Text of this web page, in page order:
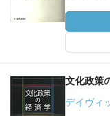
できる文化や文
いう点を指摘してい
策の実施主体が多
公共財的な側面を
視点、納税者であ
文化政策
デイヴィ